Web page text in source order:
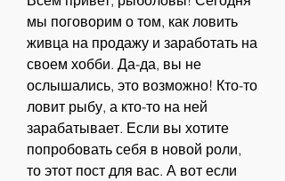
мы поговорим о том, как ловить
живца на продажу и заработать на
своем хобби. Да-да, вы не
ослышались, это возможно! Кто-то
ловит рыбу, а кто-то на ней
зарабатывает. Если вы хотите
попробовать себя в новой роли,
то этот пост для вас. А вот если